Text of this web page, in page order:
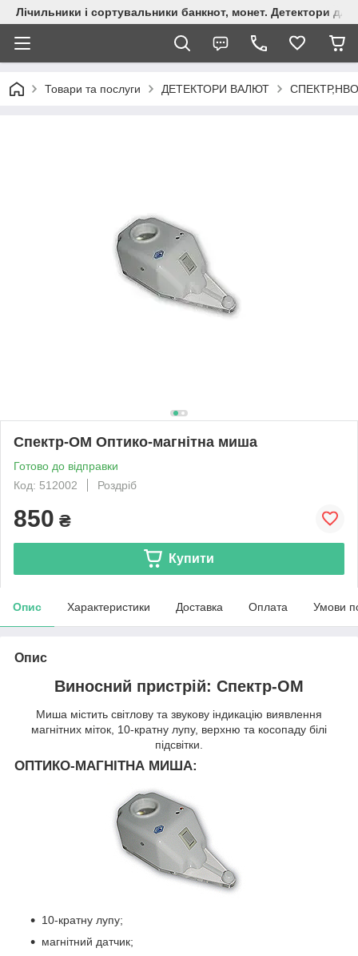
Лічильники і сортувальники банкнот, монет. Детектори для
Товари та послуги ДЕТЕКТОРИ ВАЛЮТ СПЕКТР,НВО
Спектр-ОМ Оптико-магнітна миша
Готово до відправки
Код: 512002
Роздріб
850 ₴
Купити
Опис Характеристики Доставка Оплата Умови
Опис
Виносний пристрій: Спектр-ОМ
Миша містить світлову та звукову індикацію виявлення
магнітних міток, 10-кратну лупу, верхню та косопаду білі
підсвітки.
ОПТИКО-МАГНІТНА МИША:
10-кратну лупу;
магнітний датчик;